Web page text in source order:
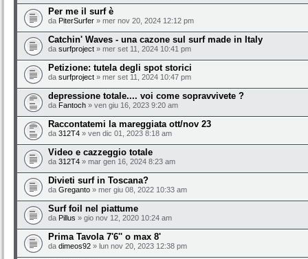
Per me il surf è
da PiterSurfer » mer nov 20, 2024 12:12 pm
Catchin' Waves - una cazone sul surf made in Italy
da surfproject » mer set 11, 2024 10:41 pm
Petizione: tutela degli spot storici
da surfproject » mer set 11, 2024 10:47 pm
depressione totale.... voi come sopravvivete ?
da Fantoch » ven giu 16, 2023 9:20 am
Raccontatemi la mareggiata ott/nov 23
da 312T4 » ven dic 01, 2023 8:18 am
Video e cazzeggio totale
da 312T4 » mar gen 16, 2024 8:23 am
Divieti surf in Toscana?
da Greganto » mer giu 08, 2022 10:33 am
Surf foil nel piattume
da Pillus » gio nov 12, 2020 10:24 am
Prima Tavola 7'6'' o max 8'
da dimeos92 » lun nov 20, 2023 12:38 pm